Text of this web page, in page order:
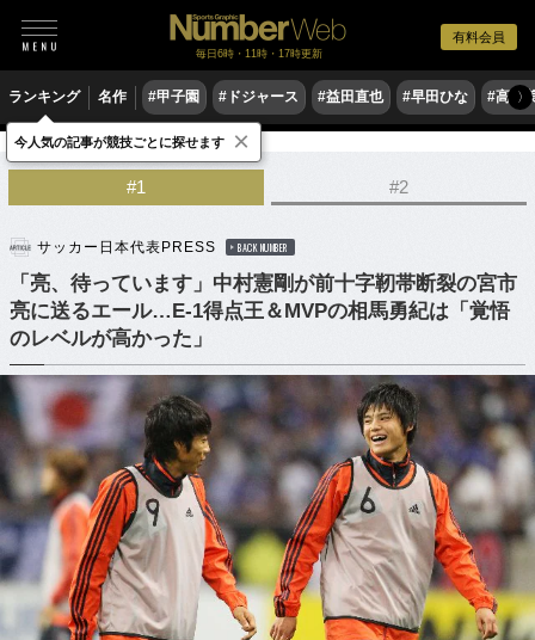
有料会員
毎日6時・11時・17時更新
ランキング 名作 #甲子園 #ドジャース #益田直也 #早田ひな #高木
〉
サッカー サッカー日本代表
#1 #2
サッカー日本代表PRESS BACK NUMBER
「亮、待っています」中村憲剛が前十字靭帯断裂の宮市
亮に送るエール…E-1得点王＆MVPの相馬勇紀は「覚悟
のレベルが高かった」
今人気の記事が競技ごとに探せます ×